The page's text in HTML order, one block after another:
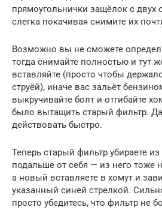
прямоугольнички защёлок с двух
слегка покачивая снимите их
Возможно вы не сможете
тогда снимайте полностью и тут
вставляйте (просто чтобы
струёй), иначе вас зальёт
выкручивайте болт и отгибайте
было вытащить старый фильтр.
действовать быстро.
Теперь старый фильтр убираете
подальше от себя — из него тоже
а новый вставляете в хомут и
указанный синей стрелкой.
просто убедитесь, что фильтр не